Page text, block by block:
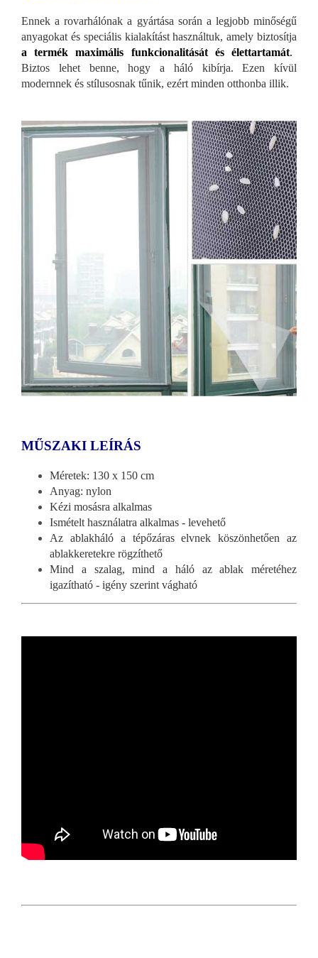
Ennek a rovarhálónak a gyártása során a legjobb minőségű
anyagokat és speciális kialakítást használtuk, amely biztosítja
a termék maximális funkcionalitását és élettartamát.
Biztos lehet benne, hogy a háló kibírja. Ezen kívül
modernnek és stílusosnak tűnik, ezért minden otthonba illik.
MŰSZAKI LEÍRÁS
Méretek: 130 x 150 cm
Anyag: nylon
Kézi mosásra alkalmas
Ismételt használatra alkalmas - levehető
Az ablakháló a tépőzáras elvnek köszönhetően az
ablakkeretekre rögzíthető
Mind a szalag, mind a háló az ablak méretéhez
igazítható - igény szerint vágható